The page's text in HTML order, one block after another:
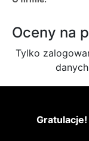
Oceny na
Tylko
Gratulacje!